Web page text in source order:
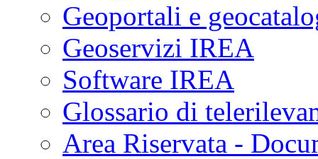
Geoportali e
Geoservizi IREA
Software IREA
Glossario di
Area Riservata -